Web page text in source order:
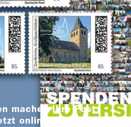
machen Ihre Post
online bestellen